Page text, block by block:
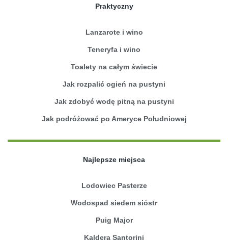
Praktyczny
Lanzarote i wino
Teneryfa i wino
Toalety na całym świecie
Jak rozpalić ogień na pustyni
Jak zdobyć wodę pitną na pustyni
Jak podróżować po Ameryce Południowej
Najlepsze miejsca
Lodowiec Pasterze
Wodospad siedem sióstr
Puig Major
Kaldera Santorini